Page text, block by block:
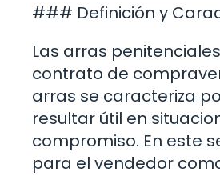
### Definición y
Las arras
contrato de
arras se caracteriza
resultar útil en
compromiso. En este
para el vendedor